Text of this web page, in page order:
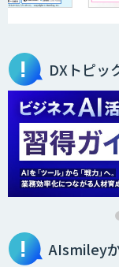
DXトピッ
AIsmiley